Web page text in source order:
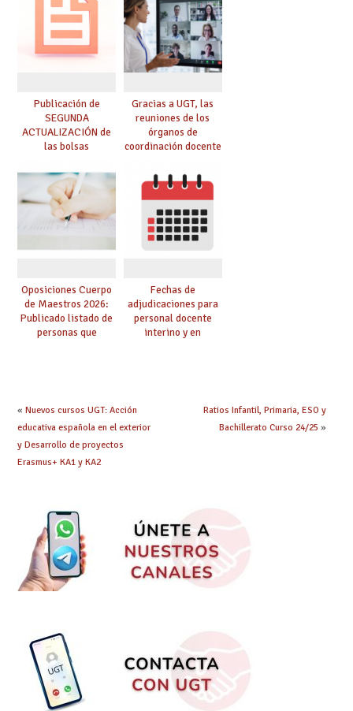
convoca acto público
de adjudicación
Publicación de
SEGUNDA
ACTUALIZACIÓN de
las bolsas
Cuerpo de Maestros
de especialidades
convocadas a
oposición
Gracias a UGT, las
reuniones de los
órganos de
coordinación docente
de manera
telemática, sin exigir
presencialidad en el
centro
Oposiciones Cuerpo
de Maestros 2026:
Publicado listado de
personas que
Fechas de
adjudicaciones para
personal docente
interino y en
« Nuevos cursos UGT: Acción
educativa española en el exterior
y Desarrollo de proyectos
Erasmus+ KA1 y KA2
Ratios Infantil, Primaria, ESO y
Bachillerato Curso 24/25 »